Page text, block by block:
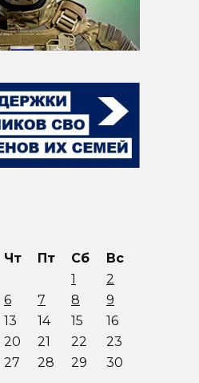
Чт Пт Сб
Вс
1
2
6 7 8
9
13 14 15
16
20 21 22
23
27 28 29
30